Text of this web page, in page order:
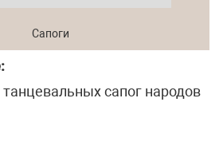
сапог народов